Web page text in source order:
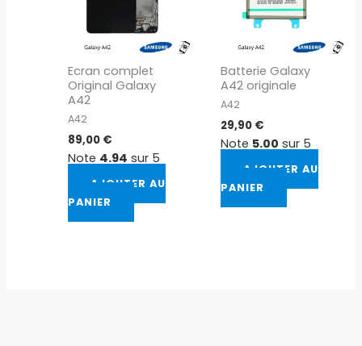
Ecran complet
Original Galaxy
A42
A42
89,00 €
Note 4.94 sur 5
AJOUTER AU
PANIER
Batterie Galaxy
A42 originale
A42
29,90 €
Note 5.00 sur 5
AJOUTER AU
PANIER